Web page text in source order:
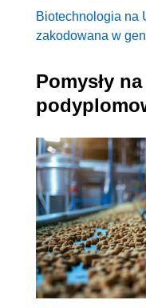
Biotechnologia na
zakodowana w
Pomysły